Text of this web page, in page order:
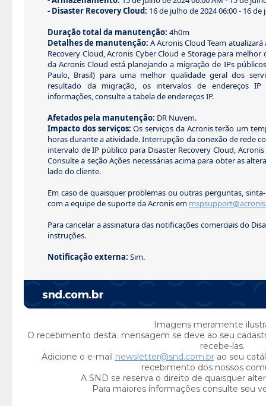
- Disaster Recovery Cloud: 16 de julho de 2024 06:00 - 16 de
Duração total da manutenção: 4h0m
Detalhes de manutenção: A Acronis Cloud Team
Recovery Cloud, Acronis Cyber Cloud e Storage para
da Acronis Cloud está planejando a migração de IPs
Paulo, Brasil) para uma melhor qualidade geral dos
resultado da migração, os intervalos de endereços
informações, consulte a tabela de endereços IP.
Afetados pela manutenção: DR Nuvem.
Impacto dos serviços: Os serviços da Acronis terão um
horas durante a atividade. Interrupção da conexão de rede
intervalo de IP público para Disaster Recovery Cloud,
Consulte a seção Ações necessárias acima para obter as
lado do cliente.
Em caso de quaisquer problemas ou outras perguntas,
com a equipe de suporte da Acronis em
Para cancelar a assinatura das notificações comerciais do
instruções.
Notificação externa: Sim.
Imagens meramente
O recebimento desta mensagem se deve ao seu
recebe-las.
Adicione o e-mail newsletter@snd.com.brao seu
recebimento dos nossos
A SND se reserva o direito de quaisquer
Para maiores informações consulte seu